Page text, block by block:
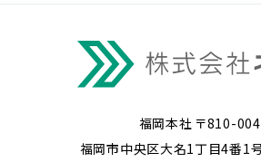
福岡本社 〒810-
福岡市中央区大名1丁目4番1